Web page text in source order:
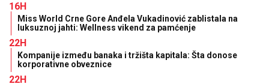
16H
Miss World Crne Gore Anđela Vukadinović zablistala na
luksuznoj jahti: Wellness vikend za pamćenje
22H
Kompanije između banaka i tržišta kapitala: Šta donose
korporativne obveznice
22H